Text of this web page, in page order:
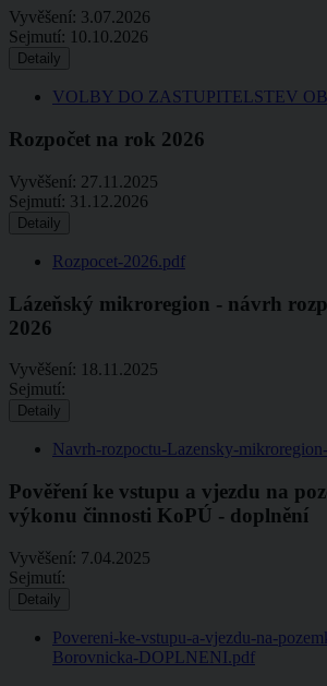
Vyvěšení: 3.07.2026
Sejmutí:
10.10.2026
Detaily
VOLBY DO ZASTUPITELSTEV
Rozpočet na rok 2026
Vyvěšení: 27.11.2025
Sejmutí: 31.12.2026
Detaily
Rozpocet-2026.pdf
Lázeňský mikroregion - návrh
2026
Vyvěšení: 18.11.2025
Sejmutí:
Detaily
Navrh-rozpoctu-Lazensky-
Pověření ke vstupu a vjezdu na
výkonu činnosti KoPÚ - doplnění
Vyvěšení: 7.04.2025
Sejmutí:
Detaily
Povereni-ke-vstupu-a-vjezdu-na-
Borovnicka-DOPLNENI.pdf